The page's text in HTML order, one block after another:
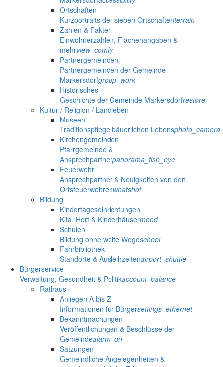
Ortschaften
Kurzportraits der sieben Ortschaftenterrain
Zahlen & Fakten
Einwohnerzahlen, Flächenangaben &
mehrview_comfy
Partnergemeinden
Partnergemeinden der Gemeinde
Markersdorfgroup_work
Historisches
Geschichte der Gemeinde Markersdorfrestore
Kultur / Religion / Landleben
Museen
Traditionspflege bäuerlichen Lebensphoto_camera
Kirchengemeinden
Pfarrgemeinde &
Ansprechpartnerpanorama_fish_eye
Feuerwehr
Ansprechpartner & Neuigkeiten von den
Ortsfeuerwehrenwhatshot
Bildung
Kindertageseinrichtungen
Kita, Hort & Kinderhäusermood
Schulen
Bildung ohne weite Wegeschool
Fahrbibliothek
Standorte & Ausleihzeitenairport_shuttle
Bürgerservice
Verwaltung, Gesundheit & Politikaccount_balance
Rathaus
Anliegen A bis Z
Informationen für Bürgersettings_ethernet
Bekanntmachungen
Veröffentlichungen & Beschlüsse der
Gemeindealarm_on
Satzungen
Gemeindliche Angelegenheiten &